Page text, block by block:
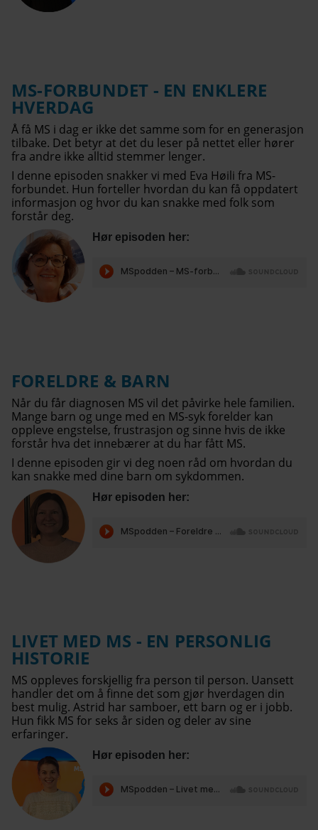
MS-FORBUNDET - EN ENKLERE
HVERDAG
Å få MS i dag er ikke det samme som for en generasjon
tilbake. Det betyr at det du leser på nettet eller hører
fra andre ikke alltid stemmer lenger.
I denne episoden snakker vi med Eva Høili fra MS-
forbundet. Hun forteller hvordan du kan få oppdatert
informasjon og hvor du kan snakke med folk som
forstår deg.
Hør episoden her:
FORELDRE & BARN
Når du får diagnosen MS vil det påvirke hele familien.
Mange barn og unge med en MS-syk forelder kan
oppleve engstelse, frustrasjon og sinne hvis de ikke
forstår hva det innebærer at du har fått MS.
I denne episoden gir vi deg noen råd om hvordan du
kan snakke med dine barn om sykdommen.
Hør episoden her:
LIVET MED MS - EN PERSONLIG
HISTORIE
MS oppleves forskjellig fra person til person. Uansett
handler det om å finne det som gjør hverdagen din
best mulig. Astrid har samboer, ett barn og er i jobb.
Hun fikk MS for seks år siden og deler av sine
erfaringer.
Hør episoden her: